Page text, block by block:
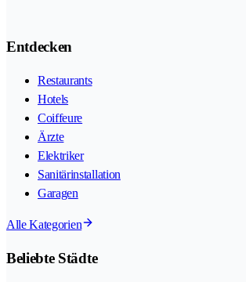
Entdecken
Restaurants
Hotels
Coiffeure
Ärzte
Elektriker
Sanitärinstallation
Garagen
Alle Kategorien
Beliebte Städte